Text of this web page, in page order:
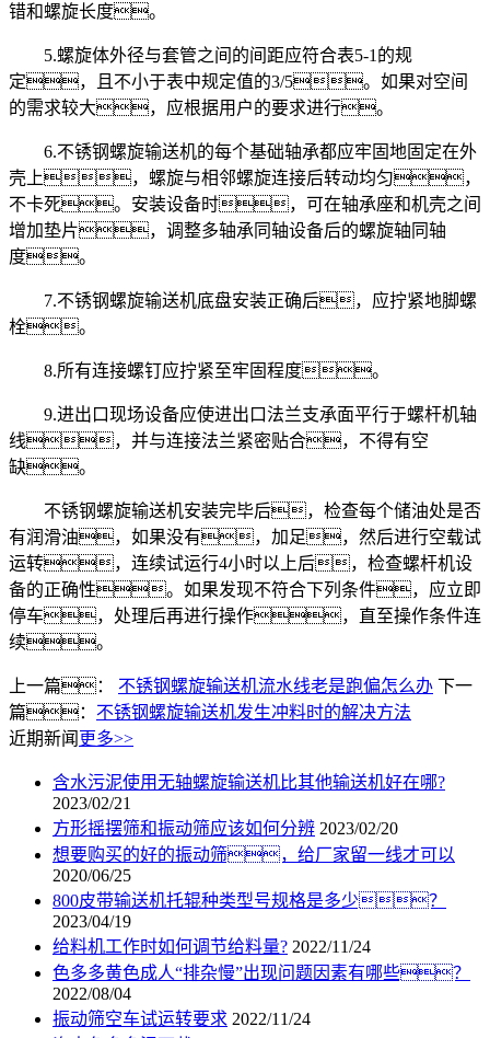
错和螺旋长度。
5.螺旋体外径与套管之间的间距应符合表5-1的规
定，且不小于表中规定值的3/5。如果对空间
的需求较大，应根据用户的要求进行。
6.不锈钢螺旋输送机的每个基础轴承都应牢固地固定在外
壳上，螺旋与相邻螺旋连接后转动均匀，
不卡死。安装设备时，可在轴承座和机壳之间
增加垫片，调整多轴承同轴设备后的螺旋轴同轴
度。
7.不锈钢螺旋输送机底盘安装正确后，应拧紧地脚螺
栓。
8.所有连接螺钉应拧紧至牢固程度。
9.进出口现场设备应使进出口法兰支承面平行于螺杆机轴
线，并与连接法兰紧密贴合，不得有空
缺。
不锈钢螺旋输送机安装完毕后，检查每个储油处是否
有润滑油，如果没有，加足，然后进行空载试
运转，连续试运行4小时以上后，检查螺杆机设
备的正确性。如果发现不符合下列条件，应立即
停车，处理后再进行操作，直至操作条件连
续。
上一篇： 不锈钢螺旋输送机流水线老是跑偏怎么办 下一
篇： 不锈钢螺旋输送机发生冲料时的解决方法
近期新闻 更多>>
含水污泥使用无轴螺旋输送机比其他输送机好在哪?
2023/02/21
方形摇摆筛和振动筛应该如何分辨 2023/02/20
想要购买的好的振动筛，给厂家留一线才可以
2020/06/25
800皮带输送机托辊种类型号规格是多少？
2023/04/19
给料机工作时如何调节给料量? 2022/11/24
色多多黄色成人“排杂慢”出现问题因素有哪些？
2022/08/04
振动筛空车试运转要求 2022/11/24